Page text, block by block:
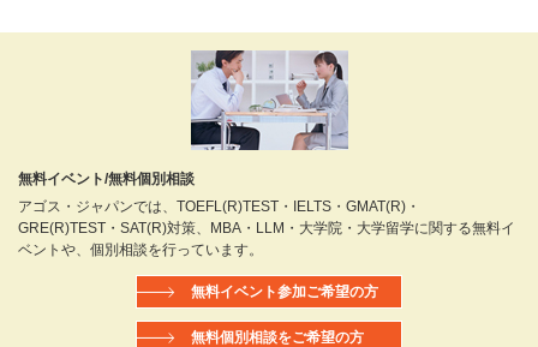
無料イベント/無料個別相談
アゴス・ジャパンでは、TOEFL(R)TEST・IELTS・GMAT(R)・
GRE(R)TEST・SAT(R)対策、MBA・LLM・大学院・大学留学に関する無料イ
ベントや、個別相談を行っています。
無料イベント参加ご希望の方
無料個別相談をご希望の方